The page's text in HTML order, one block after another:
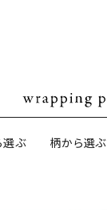
選ぶ 柄から選ぶ